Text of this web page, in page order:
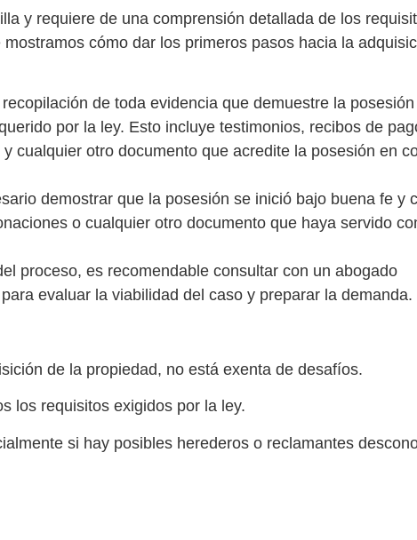
y requiere de una comprensión detallada de los
cómo dar los primeros pasos hacia la
de toda evidencia que demuestre la posesión
por la ley. Esto incluye testimonios, recibos de
cualquier otro documento que acredite la posesión en
demostrar que la posesión se inició bajo buena fe y
o cualquier otro documento que haya servido
proceso, es recomendable consultar con un abogado
evaluar la viabilidad del caso y preparar la demanda.
de la propiedad, no está exenta de desafíos.
los requisitos exigidos por la ley.
si hay posibles herederos o reclamantes